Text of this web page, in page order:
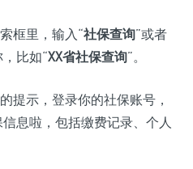
框里，输入“社保查询”或者
比如“XX省社保查询”。
提示，登录你的社保账号，
息啦，包括缴费记录、个人